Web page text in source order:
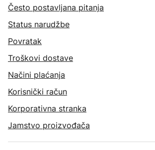
Često postavljana pitanja
Status narudžbe
Povratak
Troškovi dostave
Načini plaćanja
Korisnički račun
Korporativna stranka
Jamstvo proizvođača